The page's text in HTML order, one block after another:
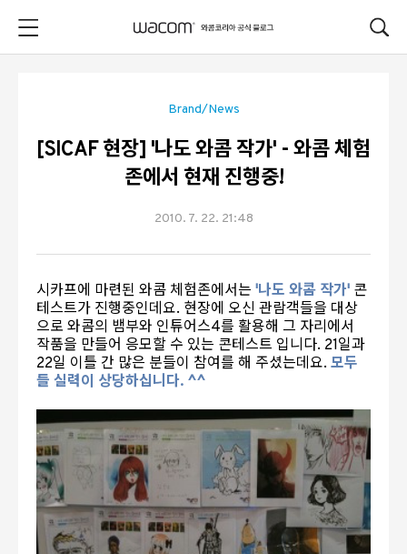
Brand/News
[SICAF 현장] '나도 와콤 작가' - 와콤 체험
존에서 현재 진행중!
2010. 7. 22. 21:48
시카프에 마련된 와콤 체험존에서는 '나도 와콤 작가' 콘
테스트가 진행중인데요. 현장에 오신 관람객들을 대상
으로 와콤의 뱀부와 인튜어스4를 활용해 그 자리에서
작품을 만들어 응모할 수 있는 콘테스트 입니다. 21일과
22일 이틀 간 많은 분들이 참여를 해 주셨는데요. 모두
들 실력이 상당하십니다. ^^